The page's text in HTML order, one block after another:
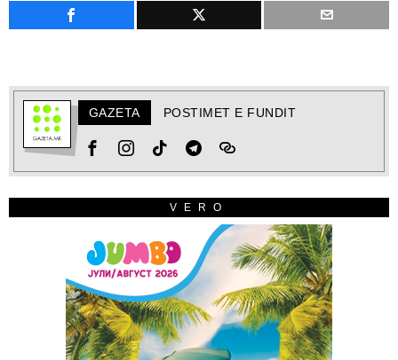
GAZETA POSTIMET E FUNDIT
VERO